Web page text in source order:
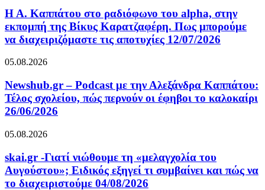
Η Α. Καππάτου στο ραδιόφωνο του alpha, στην
εκπομπή της Βίκυς Καρατζαφέρη. Πως μπορούμε
να διαχειριζόμαστε τις αποτυχίες 12/07/2026
05.08.2026
Newshub.gr – Podcast με την Αλεξάνδρα Καππάτου:
Τέλος σχολείου, πώς περνούν οι έφηβοι το καλοκαίρι
26/06/2026
05.08.2026
skai.gr -Γιατί νιώθουμε τη «μελαγχολία του
Αυγούστου»; Ειδικός εξηγεί τι συμβαίνει και πώς να
το διαχειριστούμε 04/08/2026